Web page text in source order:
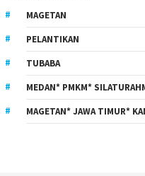
MAGETAN
PELANTIKAN
TUBABA
MEDAN* PMKM*
MAGETAN* JAWA TIMUR*